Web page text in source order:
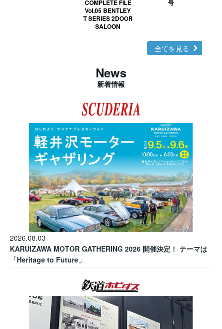
COMPLETE FILE
Vol.05 BENTLEY
T SERIES 2DOOR
SALOON
号
全てを見る
News
新着情報
2026.08.03
KARUIZAWA MOTOR GATHERING 2026 開催決定！ テーマは
「Heritage to Future」